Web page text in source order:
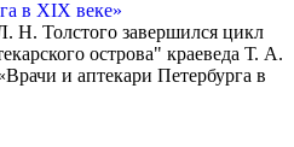
в ХIХ веке»
Н. Толстого завершился цикл
острова" краеведа Т. А.
и аптекари Петербурга в